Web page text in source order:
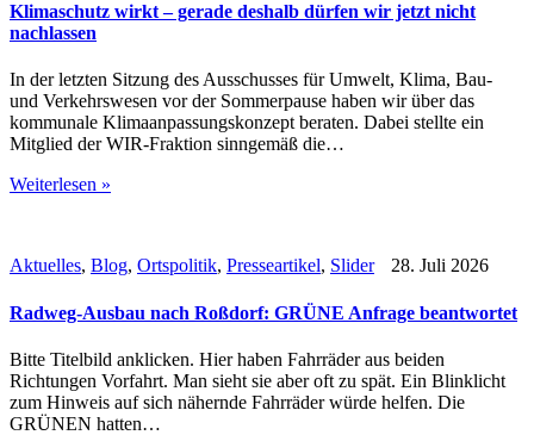
Klimaschutz wirkt – gerade deshalb dürfen wir jetzt nicht
nachlassen
In der letzten Sitzung des Ausschusses für Umwelt, Klima, Bau-
und Verkehrswesen vor der Sommerpause haben wir über das
kommunale Klimaanpassungskonzept beraten. Dabei stellte ein
Mitglied der WIR-Fraktion sinngemäß die…
Weiterlesen »
Aktuelles, Blog, Ortspolitik, Presseartikel, Slider 28. Juli 2026
Radweg-Ausbau nach Roßdorf: GRÜNE Anfrage beantwortet
Bitte Titelbild anklicken. Hier haben Fahrräder aus beiden
Richtungen Vorfahrt. Man sieht sie aber oft zu spät. Ein Blinklicht
zum Hinweis auf sich nähernde Fahrräder würde helfen. Die
GRÜNEN hatten…